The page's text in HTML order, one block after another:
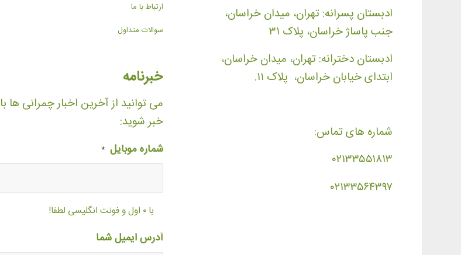
ادبستان پسرانه: تهران، میدان خراسان،
جنب پاساژ خراسان، پلاک ۳۱
ادبستان دخترانه: تهران، میدان خراسان،
ابتدای خیابان خراسان، پلاک ۱۱.
شماره های تماس:
۰۲۱۳۳۵۵۱۸۱۳
۰۲۱۳۳۵۶۴۳۹۷
ارتباط با ما
سوالات متداول
خبرنامه
می توانید از آخرین اخبار چمرانی ها با
خبر شوید:
شماره موبایل *
با ۰ اول و فونت انگلیسی لطفا!
آدرس ایمیل شما